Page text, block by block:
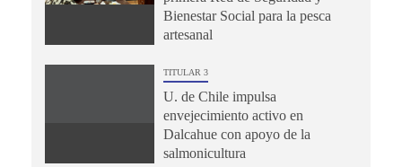
Bienestar Social para la pesca
artesanal
TITULAR 3
U. de Chile impulsa
envejecimiento activo en
Dalcahue con apoyo de la
salmonicultura